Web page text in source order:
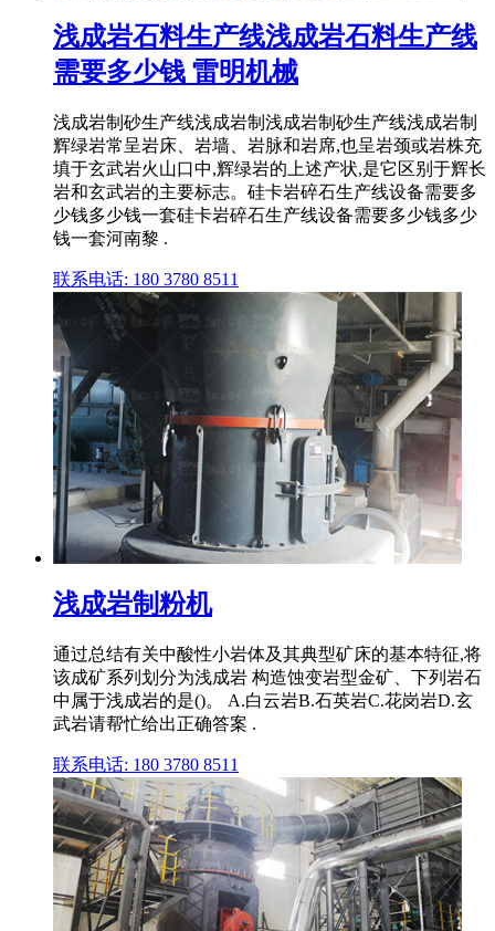
浅成岩石料生产线浅成岩石料生产线
需要多少钱 雷明机械
浅成岩制砂生产线浅成岩制浅成岩制砂生产线浅成岩制
辉绿岩常呈岩床、岩墙、岩脉和岩席,也呈岩颈或岩株充
填于玄武岩火山口中,辉绿岩的上述产状,是它区别于辉长
岩和玄武岩的主要标志。硅卡岩碎石生产线设备需要多
少钱多少钱一套硅卡岩碎石生产线设备需要多少钱多少
钱一套河南黎 .
联系电话: 180 3780 8511
浅成岩制粉机
通过总结有关中酸性小岩体及其典型矿床的基本特征,将
该成矿系列划分为浅成岩 构造蚀变岩型金矿、下列岩石
中属于浅成岩的是()。 A.白云岩B.石英岩C.花岗岩D.玄
武岩请帮忙给出正确答案 .
联系电话: 180 3780 8511